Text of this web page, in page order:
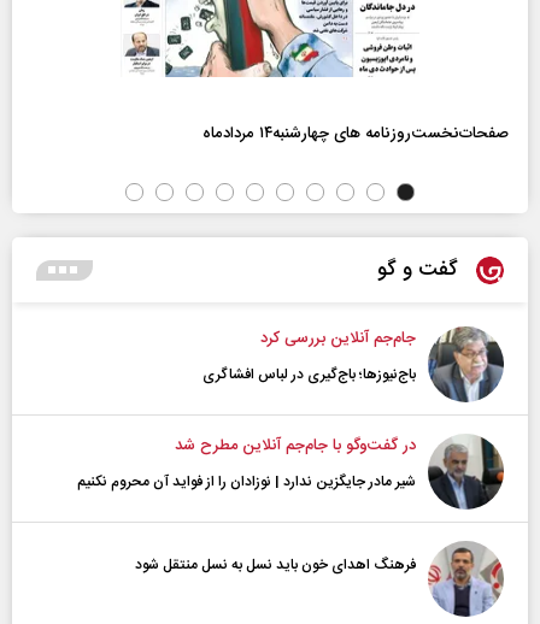
صفحات‌نخست‌روزنامه ها‌ی چهارشنبه‌۱۴ مردادماه
گفت و گو
جام‌جم آنلاین بررسی کرد
باج‌نیوزها؛ باج‌گیری در لباس افشاگری
در گفت‌و‌گو با جام‌جم آنلاین مطرح شد
شیر مادر جایگزین ندارد | نوزادان را از فواید آن محروم نکنیم
فرهنگ اهدای خون باید نسل به نسل منتقل شود